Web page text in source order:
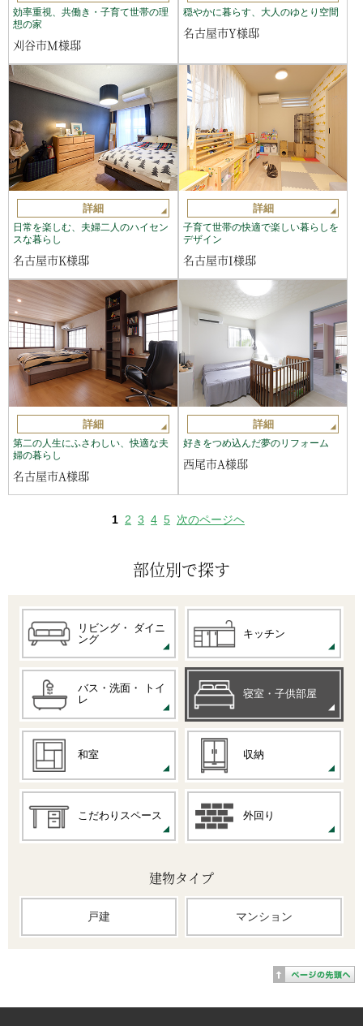
部位別で探す
リビング・
ダイニ
ング
キッチン
バス・洗面・
トイ
レ
寝室・子供部屋
和室 収納
こだわりスペース 外回り
建物タイプ
戸建 マンション
効率重視、共働き・子育て世帯の理
想の家
刈谷市M様邸
穏やかに暮らす、大人のゆとり空間
名古屋市Y様邸
詳細
日常を楽しむ、夫婦二人のハイセン
スな暮らし
名古屋市K様邸
詳細
子育て世帯の快適で楽しい暮らしを
デザイン
名古屋市I様邸
詳細
第二の人生にふさわしい、快適な夫
婦の暮らし
名古屋市A様邸
詳細
好きをつめ込んだ夢のリフォーム
西尾市A様邸
1 2 3 4 5 次のページヘ